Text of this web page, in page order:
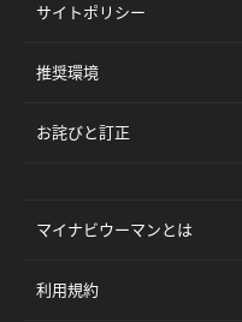
サイトポリシー
推奨環境
お詫びと訂正
マイナビウーマンとは
利用規約